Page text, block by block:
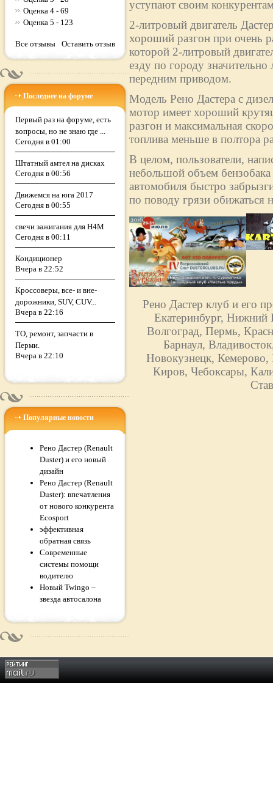
Оценка 4 - 69
Оценка 5 - 123
Все отзывы Оставить отзыв
Последнее на форуме
Первый раз на форуме, есть
вопросы, но не знаю где ...
Сегодня в 01:00
Штатный амтел на дисках
Сегодня в 00:56
Движемся на юга 2017
Сегодня в 00:55
свечи зажигания для H4M
Сегодня в 00:11
Кондиционер
Вчера в 22:52
Кроссоверы, все- и вне-
дорожники, SUV, CUV...
Вчера в 22:16
ТО, ремонт, запчасти в
Перми.
Вчера в 22:10
Популярные новости
Рено Дастер (Renault
Duster) и его новый
дизайн
Рено Дастер (Renault
Duster): впечатления
от нового конкурента
Ecosport
эффективная
обратная связь
Современные
системы помощи
водителю
Новый Twingo –
звезда автосалона
уступают своим
2-литровый двигатель
хороший разгон при очень
которой 2-литровый
езду по городу
передним приводом.
Модель Рено Дастера с
мотор имеет хороший
разгон и максимальная
топлива меньше в полтора
В целом, пользователи,
небольшой объем бензобака
автомобиля быстро
по поводу грязи обижаться
Рено Дастер клуб и его
Екатеринбург, Нижний
Волгоград, Пермь,
Барнаул,
Новокузнецк,
Киров, Чебоксары,